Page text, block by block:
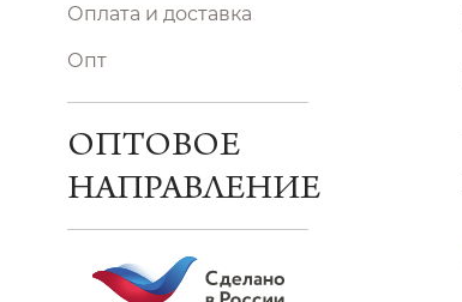
Оплата и доставка
Опт
ОПТОВОЕ
НАПРАВЛЕНИЕ